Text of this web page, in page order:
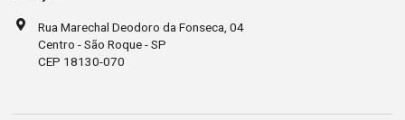
Rua Marechal Deodoro da Fonseca, 04
Centro - São Roque - SP
CEP 18130-070